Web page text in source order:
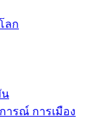
ลก
น
ารณ์ การเมือง